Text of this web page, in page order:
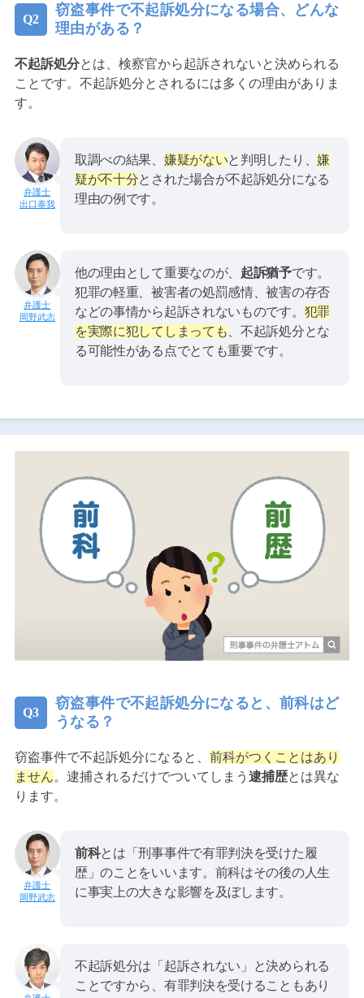
窃盗事件で不起訴処分になる場合、どんな
理由がある？
不起訴処分とは、検察官から起訴されないと決められる
ことです。不起訴処分とされるには多くの理由がありま
す。
出口泰我
取調べの結果、 嫌疑がないと判明したり、嫌
疑が不十分とされた場合が不起訴処分になる
理由の例です。
岡野武志
他の理由として重要なのが、 起訴猶予です。
犯罪の軽重、被害者の処罰感情、被害の存否
などの事情から起訴されないものです。 犯罪
を実際に犯してしまっても 、不起訴処分とな
る可能性がある点でとても重要です。
窃盗事件で不起訴処分になると、前科はど
うなる？
窃盗事件で不起訴処分になると、 前科がつくことはあり
ません。逮捕されるだけでついてしまう 逮捕歴とは異な
ります。
岡野武志
前科とは「刑事事件で有罪判決を受けた履
歴」のことをいいます。前科はその後の人生
に事実上の大きな影響を及ぼします。
不起訴処分は「起訴されない」と決められる
ことですから、有罪判決を受けることもあり